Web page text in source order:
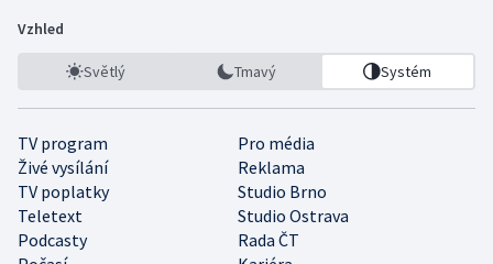
Vzhled
Světlý Tmavý Systém
TV program
Pro média
Živé vysílání
Reklama
TV poplatky
Studio Brno
Teletext
Studio Ostrava
Podcasty
Rada ČT